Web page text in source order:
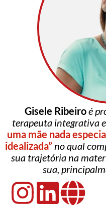
Gisele Ribeiroé
terapeuta integrativa
uma mãe nada
idealizada” no qual
sua trajetória na
sua,